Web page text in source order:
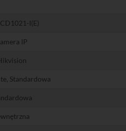
I(E)
IP
Standardowa